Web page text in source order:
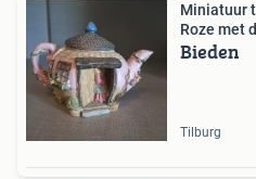
Miniatuur
Roze met
Bieden
Tilburg